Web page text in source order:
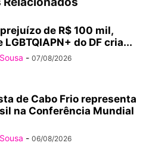
de R$ 100 mil,
LGBTQIAPN+ do DF cria...
- 07/08/2026
de Cabo Frio representa
na Conferência Mundial
- 06/08/2026